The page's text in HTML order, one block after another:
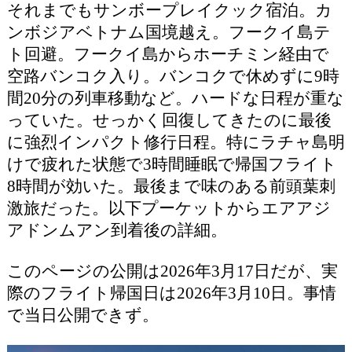
それまでもサンボープレイクック宿泊。カ
ンボジアベトナム国境越え。フークイ島テ
ト回避。フークイ島からホーチミン経由で
空路バンコク入り。バンコクで休めずに9時
間20分の列車移動など。ハードな日程が重な
っていた。せっかく回復してきたのに最後
に強烈インパクト修行日程。特にラチャ島明
けで疲れた状態で3時間睡眠で帰国フライト
8時間が効いた。最後まで味のある前頭葉刺
激旅だった。以下プーケットからエアアジ
アドンムアン到着後の詳細。
このページの公開は2026年3月17日だが、実
際のフライト帰国日は2026年3月10日。事情
で当日公開できず。